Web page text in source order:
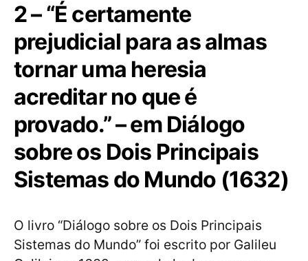
2 – “É certamente
prejudicial para as almas
tornar uma heresia
acreditar no que é
provado.” – em Diálogo
sobre os Dois Principais
Sistemas do Mundo (1632)
O livro “Diálogo sobre os Dois Principais
Sistemas do Mundo” foi escrito por Galileu